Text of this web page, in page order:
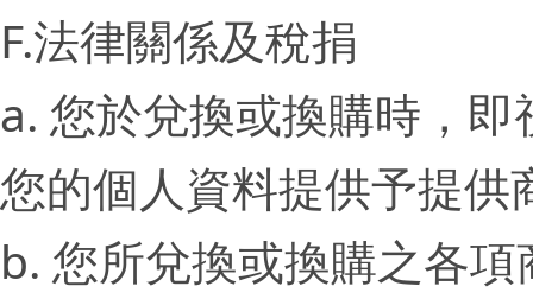
F.法律關係及稅捐
a. 您於兌換或換購時，
您的個人資料提供予提
b. 您所兌換或換購之各